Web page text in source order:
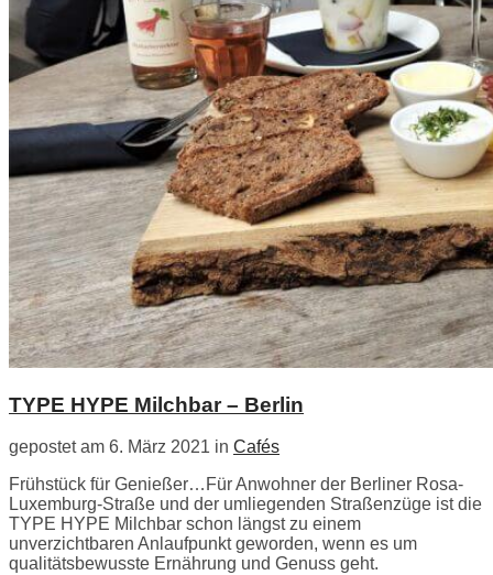
TYPE HYPE Milchbar – Berlin
gepostet am 6. März 2021 in Cafés
Frühstück für Genießer…Für Anwohner der Berliner Rosa-
Luxemburg-Straße und der umliegenden Straßenzüge ist die
TYPE HYPE Milchbar schon längst zu einem
unverzichtbaren Anlaufpunkt geworden, wenn es um
qualitätsbewusste Ernährung und Genuss geht.